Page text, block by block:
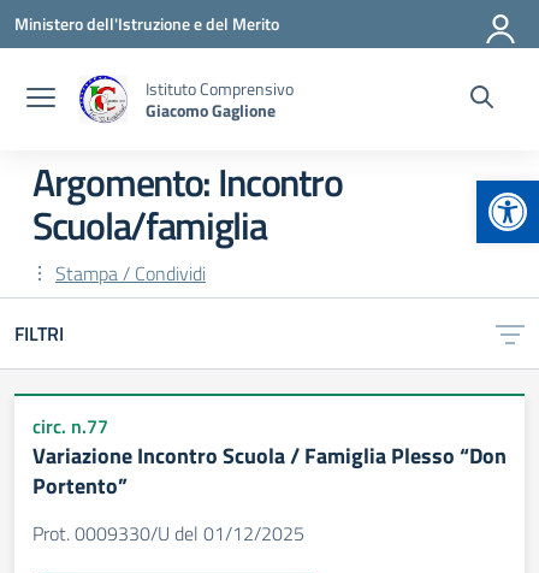
Vai ai contenuti
Vai al menu di navigazione
Vai al footer
Ministero dell'Istruzione e del Merito
Istituto Comprensivo
Giacomo Gaglione
Argomento: Incontro
Scuola/famiglia
Stampa / Condividi
FILTRI
circ. n.77
Variazione Incontro Scuola / Famiglia Plesso “Don
Portento”
Prot. 0009330/U del 01/12/2025